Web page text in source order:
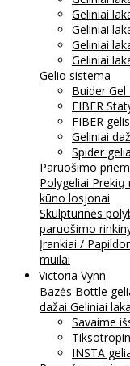
Geliniai
Geliniai
Geliniai
Geliniai
Gelio sistema
Buider Gel
FIBER
FIBER gelis
Geliniai
Spider
Paruošimo
Polygeliai Prekių
kūno losjonai
Skulptūrinės
paruošimo
Įrankiai /
muilai
Victoria Vynn
Bazės Bottle
dažai Geliniai
Savaime
INSTA